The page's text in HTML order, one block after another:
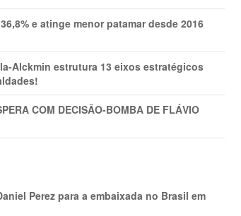
e atinge menor patamar desde 2016
Alckmin estrutura 13 eixos estratégicos
COM DECISÃO-BOMBA DE FLÁVIO
Perez para a embaixada no Brasil em